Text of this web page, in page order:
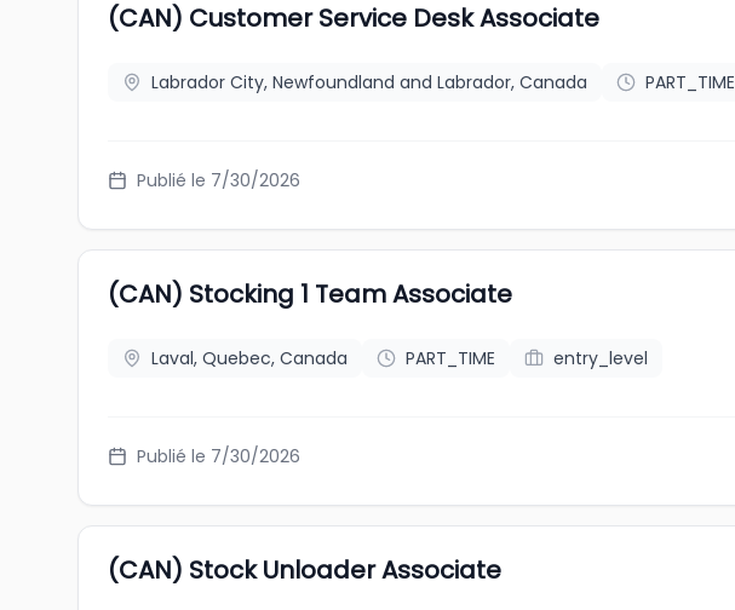
(CAN) Customer Service Desk Associate
Labrador City, Newfoundland and Labrador, Canada PART_TIME
Publié le 7/30/2026
(CAN) Stocking 1 Team Associate
Laval, Quebec, Canada PART_TIME entry_level
Publié le 7/30/2026
(CAN) Stock Unloader Associate